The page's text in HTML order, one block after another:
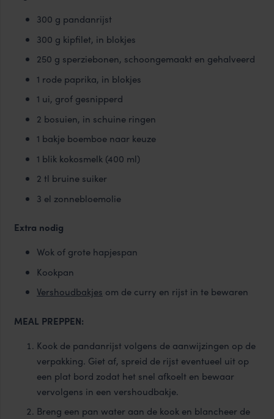
300 g pandanrijst
300 g kipfilet, in blokjes
250 g sperziebonen, schoongemaakt en gehalveerd
1 rode paprika, in blokjes
1 ui, grof gesnipperd
2 bosuien, in schuine ringen
1 bakje boemboe naar keuze
1 blik kokosmelk (400 ml)
2 tl bruine suiker
3 el zonnebloemolie
Extra nodig
Wok of grote hapjespan
Kookpan
Vershoudbakjes om de curry en rijst in te bewaren
MEAL PREPPEN:
Kook de pandanrijst volgens de aanwijzingen op de
verpakking. Giet af, spreid de rijst eventueel uit op
een plat bord zodat het snel afkoelt en bewaar
vervolgens in een vershoudbakje.
Breng een pan water aan de kook en blancheer de